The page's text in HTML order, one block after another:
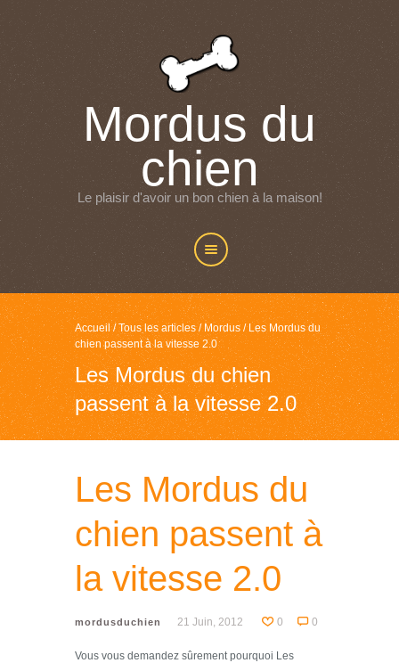
Mordus du
chien
Le plaisir d'avoir un bon chien à la maison!
Accueil/Tous les articles/ Mordus /Les Mordus du
chien passent à la vitesse 2.0
Les Mordus du chien
passent à la vitesse 2.0
Les Mordus du
chien passent à
la vitesse 2.0
mordusduchien 21 Juin, 2012 0 0
Vous vous demandez sûrement pourquoi Les